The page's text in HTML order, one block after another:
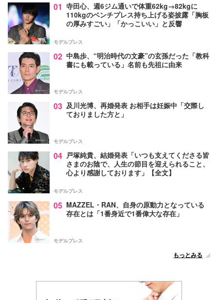
01 寺田心、週6ジム通いで体重62kg→82kgに
110kgのベンチプレス持ち上げる姿披露「胸板
の厚みすごい」「かっこいい」と反響
モデルプレス
02 中島歩、“明治時代の文豪”の玄孫だった「教科
書にも載っている」名前も先祖に由来
モデルプレス
03 及川光博、再婚発表 お相手は妊娠中「交際し
ておりました方と」
モデルプレス
04 戸塚純貴、結婚発表「いつも支えてくださる皆
さまのお陰で、人生の節目を迎えられること、
心より感謝しております」【全文】
モデルプレス
05 MAZZEL・RAN、自身の原動力となっている
存在とは「1番身近で1番偉大な存在」
モデルプレス
もっとみる